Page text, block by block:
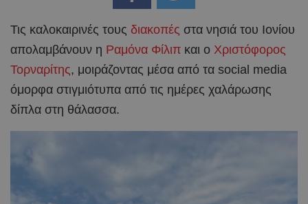
Τις καλοκαιρινές τους διακοπές στα νησιά του Ιονίου
απολαμβάνουν η Ραμόνα Φίλιπ και ο Χριστόφορος
Τορναρίτης, μοιράζοντας μέσα από τα social media
όμορφα στιγμιότυπα από τις ημέρες χαλάρωσης
δίπλα στη θάλασσα.